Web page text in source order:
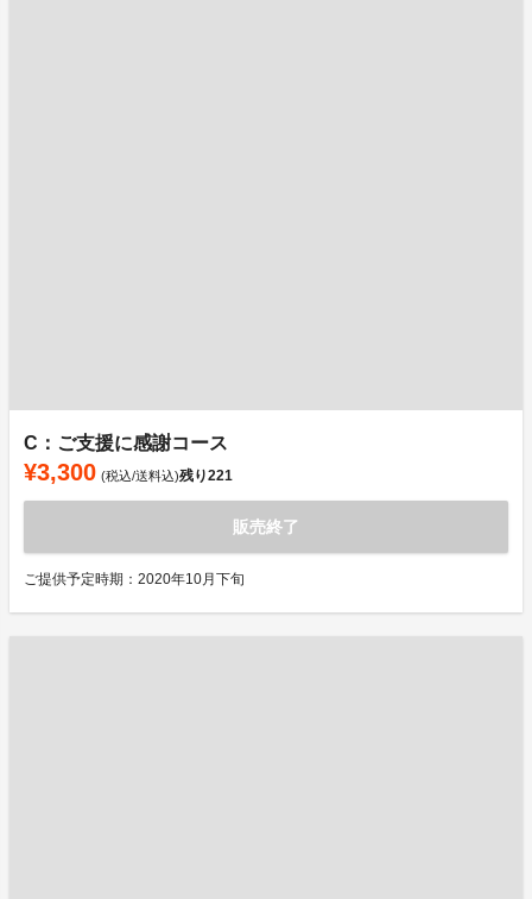
C：ご支援に感謝コース
¥3,300 (税込/送料込)残り221
販売終了
ご提供予定時期：2020年10月下旬